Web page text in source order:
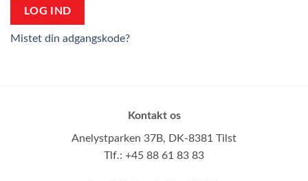
LOG IND
Mistet din adgangskode?
Kontakt os
Anelystparken 37B, DK-8381 Tilst
Tlf.: +45 88 61 83 83